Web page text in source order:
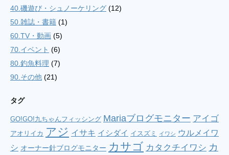
40.磯遊び・シュノーケリング (12)
50.雑誌・書籍 (1)
60.TV・動画 (5)
70.イベント (6)
80.釣魚料理 (7)
90.その他 (21)
タグ
GO!GO!九ちゃんフィッシング Mariaブログモニター アイゴ
アオリイカ アジ イサキ イシダイ イスズミ イワシ ウルメイワ
シ オーナー針ブログモニター カサゴ カタクチイワシ カ